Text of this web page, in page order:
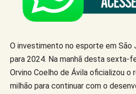
O investimento no esporte em São
para 2024. Na manhã desta sexta-
Orvino Coelho de Ávila oficializou o
milhão para continuar com o